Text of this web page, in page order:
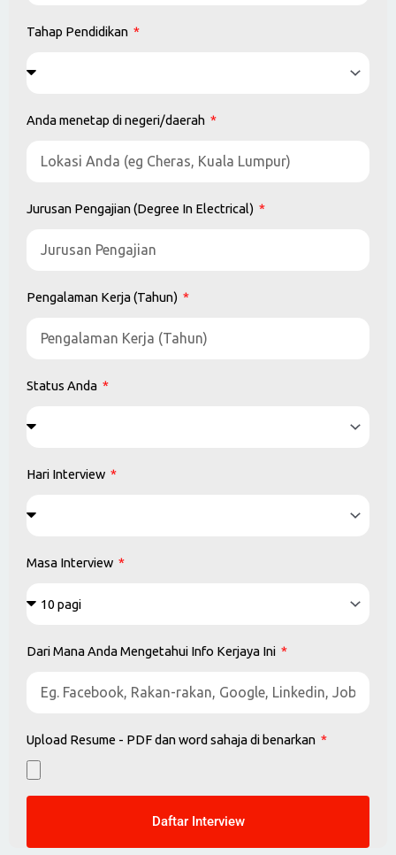
Jurusan Pengajian (Degree In Electrical)
Pengalaman Kerja (Tahun)
Hari Interview
Masa Interview
Dari Mana Anda Mengetahui Info Kerjaya Ini
Upload Resume - PDF dan word sahaja di benarkan